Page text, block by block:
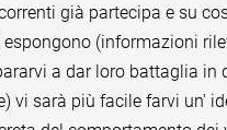
già partecipa e su
espongono (informazioni
a dar loro battaglia in
vi sarà più facile farvi un'